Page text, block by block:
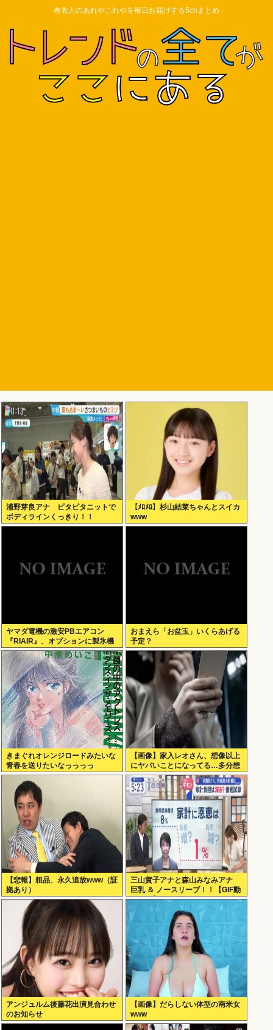
有名人のあれやこれやを毎日お届けする5chまとめ
浦野芽良アナ ピタピタニットで
ボディラインくっきり！！
【ﾒﾛﾒﾛ】杉山結菜ちゃんとスイカ
www
ヤマダ電機の激安PBエアコン
『RIAIR』、オプションに製氷機
能も付いてた模様www
おまえら「お盆玉」いくらあげる
予定？
きまぐれオレンジロードみたいな
青春を送りたいなっっっっ
【画像】家入レオさん、想像以上
にヤバいことになってる…多分想
像の何倍以上もヤバいwww
【悲報】粗品、永久追放www（証
拠あり）
三山賀子アナと森山みなみアナ
巨乳 ＆ ノースリーブ！！【GIF動
画あり】
アンジュルム後藤花出演見合わせ
のお知らせ
【画像】だらしない体型の南米女
www